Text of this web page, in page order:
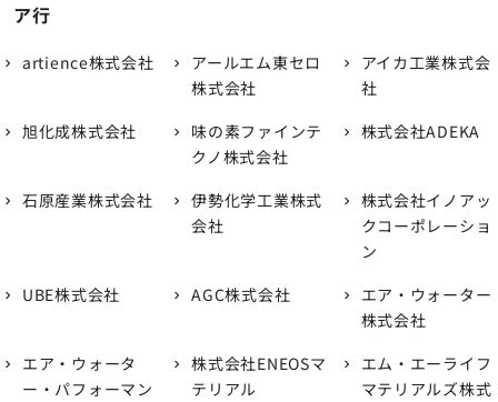
ア行
artience株式会社
アールエム東セロ
株式会社
アイカ工業株式会
社
旭化成株式会社
味の素ファインテ
クノ株式会社
株式会社ADEKA
石原産業株式会社
伊勢化学工業株式
会社
株式会社イノアッ
クコーポレーショ
ン
UBE株式会社
AGC株式会社
エア・ウォーター
株式会社
エア・ウォータ
ー・パフォーマン
株式会社ENEOSマ
テリアル
エム・エーライフ
マテリアルズ株式